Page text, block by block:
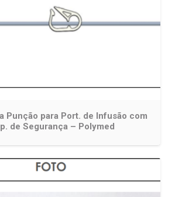
Punção para Port. de Infusão com
de Segurança – Polymed